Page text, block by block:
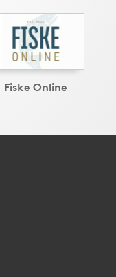
Fiske Online